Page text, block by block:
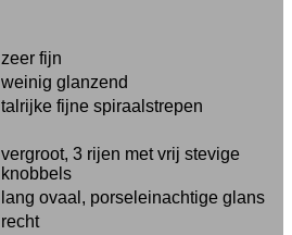
zeer fijn
weinig glanzend
talrijke fijne spiraalstrepen
vergroot, 3 rijen met vrij stevige
knobbels
lang ovaal, porseleinachtige glans
recht